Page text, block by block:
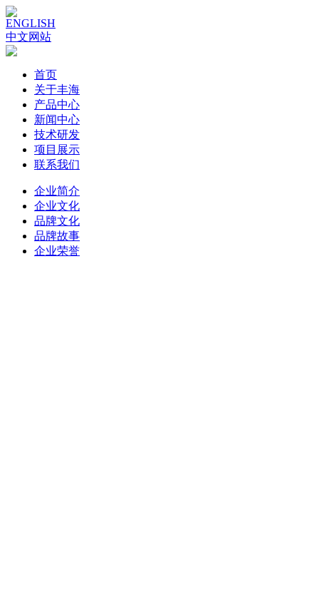
ENGLISH
中文网站
首页
关于丰海
产品中心
新闻中心
技术研发
项目展示
联系我们
企业简介
企业文化
品牌文化
品牌故事
企业荣誉